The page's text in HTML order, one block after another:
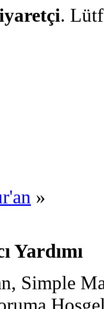
.
»
Yardımı
Simple